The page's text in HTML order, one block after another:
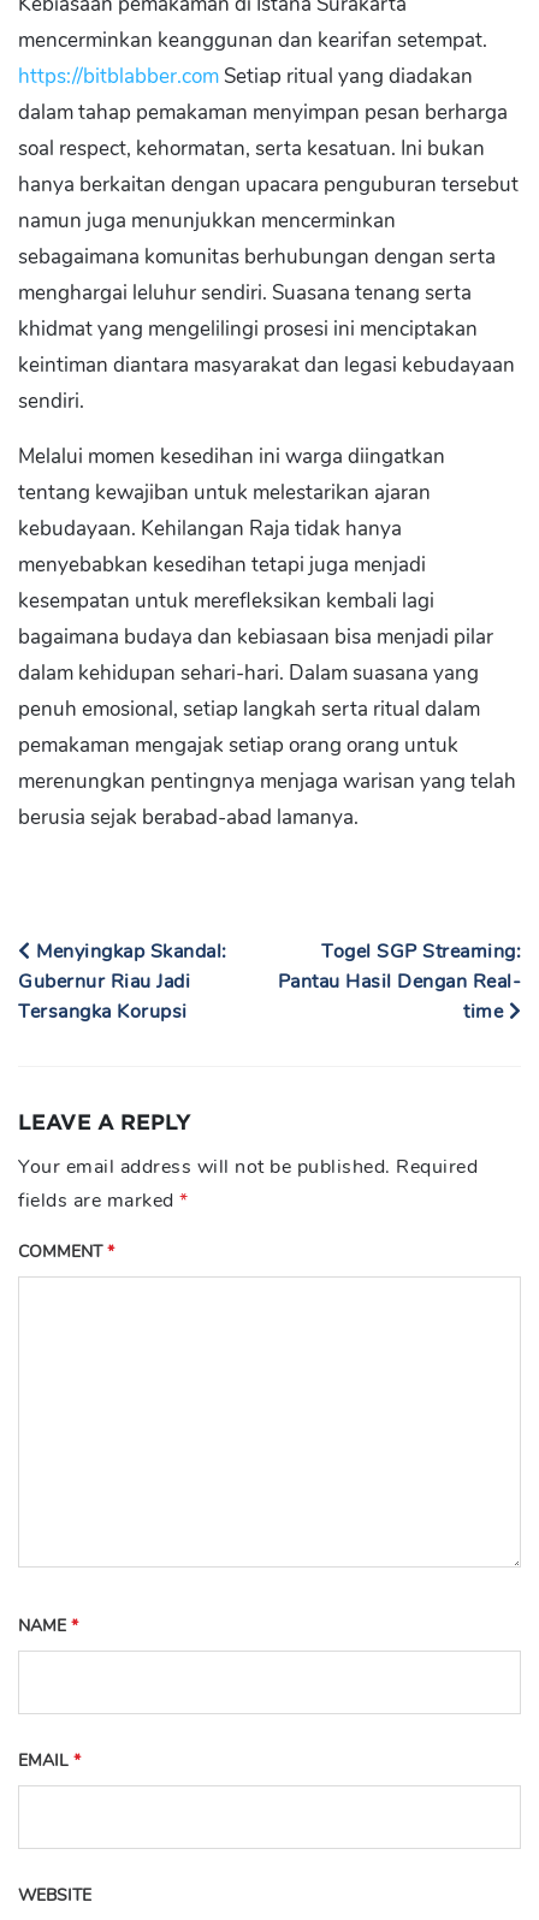
mencerminkan keanggunan dan kearifan setempat.
https://bitblabber.com Setiap ritual yang diadakan
dalam tahap pemakaman menyimpan pesan berharga
soal respect, kehormatan, serta kesatuan. Ini bukan
hanya berkaitan dengan upacara penguburan tersebut
namun juga menunjukkan mencerminkan
sebagaimana komunitas berhubungan dengan serta
menghargai leluhur sendiri. Suasana tenang serta
khidmat yang mengelilingi prosesi ini menciptakan
keintiman diantara masyarakat dan legasi kebudayaan
sendiri.
Melalui momen kesedihan ini warga diingatkan
tentang kewajiban untuk melestarikan ajaran
kebudayaan. Kehilangan Raja tidak hanya
menyebabkan kesedihan tetapi juga menjadi
kesempatan untuk merefleksikan kembali lagi
bagaimana budaya dan kebiasaan bisa menjadi pilar
dalam kehidupan sehari-hari. Dalam suasana yang
penuh emosional, setiap langkah serta ritual dalam
pemakaman mengajak setiap orang orang untuk
merenungkan pentingnya menjaga warisan yang telah
berusia sejak berabad-abad lamanya.
Menyingkap Skandal:
Gubernur Riau Jadi
Tersangka Korupsi
Togel SGP Streaming:
Pantau Hasil Dengan Real-
time
LEAVE A REPLY
Your email address will not be published. Required
fields are marked *
COMMENT*
NAME *
EMAIL *
WEBSITE